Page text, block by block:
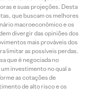
e suas projeções. Desta
que buscam os melhores
macroeconômico e os
divergir das opiniões dos
mais prováveis dos
limitar as possíveis perdas.
que é negociada no
investimento no qual a
as cotações de
de alto risco e os